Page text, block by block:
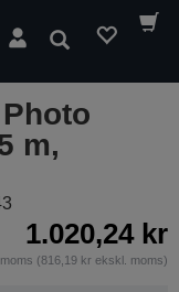
Søg
m,
1.020,24 kr
(816,19 kr ekskl. moms)